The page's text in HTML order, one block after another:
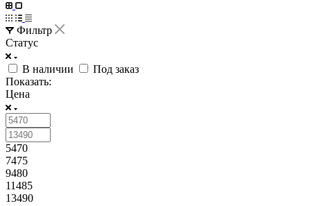
Фильтр
Статус
В наличии
Под заказ
Показать:
Цена
5470
7475
9480
11485
13490